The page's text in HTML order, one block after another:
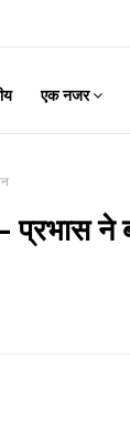
एक नजर
ने